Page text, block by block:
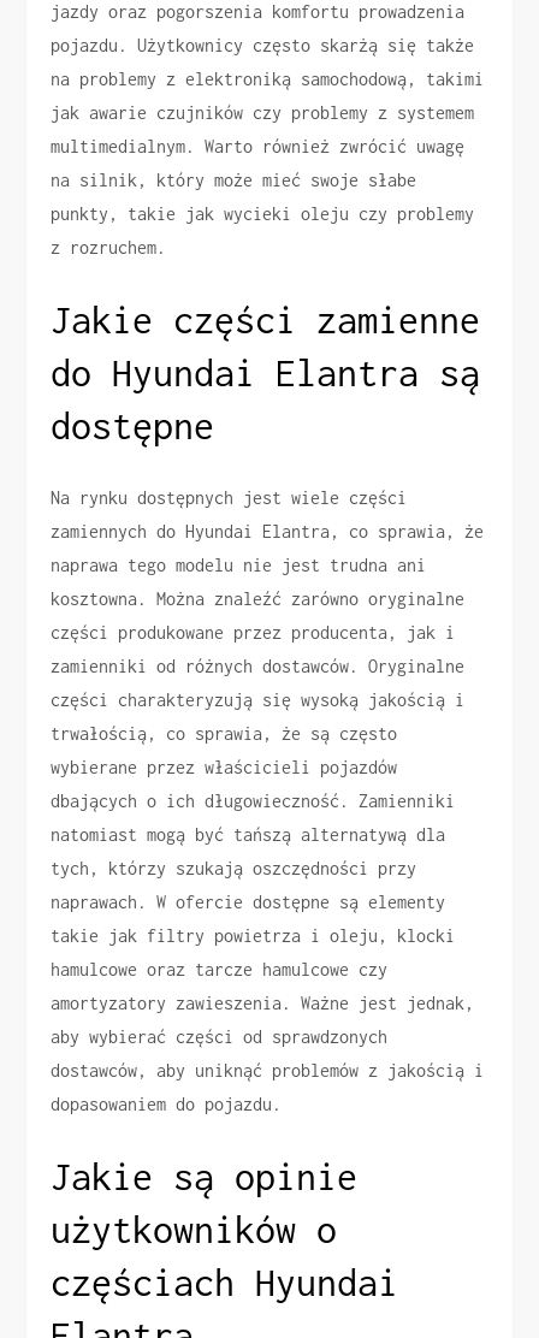
jazdy oraz pogorszenia komfortu prowadzenia
pojazdu. Użytkownicy często skarżą się także
na problemy z elektroniką samochodową, takimi
jak awarie czujników czy problemy z systemem
multimedialnym. Warto również zwrócić uwagę
na silnik, który może mieć swoje słabe
punkty, takie jak wycieki oleju czy problemy
z rozruchem.
Jakie części zamienne
do Hyundai Elantra są
dostępne
Na rynku dostępnych jest wiele części
zamiennych do Hyundai Elantra, co sprawia, że
naprawa tego modelu nie jest trudna ani
kosztowna. Można znaleźć zarówno oryginalne
części produkowane przez producenta, jak i
zamienniki od różnych dostawców. Oryginalne
części charakteryzują się wysoką jakością i
trwałością, co sprawia, że są często
wybierane przez właścicieli pojazdów
dbających o ich długowieczność. Zamienniki
natomiast mogą być tańszą alternatywą dla
tych, którzy szukają oszczędności przy
naprawach. W ofercie dostępne są elementy
takie jak filtry powietrza i oleju, klocki
hamulcowe oraz tarcze hamulcowe czy
amortyzatory zawieszenia. Ważne jest jednak,
aby wybierać części od sprawdzonych
dostawców, aby uniknąć problemów z jakością i
dopasowaniem do pojazdu.
Jakie są opinie
użytkowników o
częściach Hyundai